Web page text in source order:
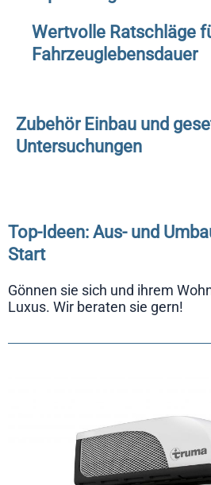
Wertvolle Ratschläge
Fahrzeuglebensdauer
Zubehör Einbau und
Untersuchungen
Top-Ideen: Aus- und
Start
Gönnen sie sich und ihrem
Luxus. Wir beraten sie gern!